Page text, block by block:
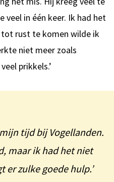
veel in één keer. Ik had het
rust te komen wilde ik
niet meer zoals
prikkels.’
tijd bij Vogellanden.
maar ik had het niet
er zulke goede hulp.’